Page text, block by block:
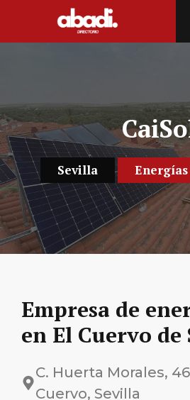
Sevilla
Empresa de
en El Cuervo de
C. Huerta Morales,
Cuervo, Sevilla